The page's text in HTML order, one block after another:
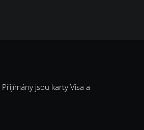
jsou karty Visa a